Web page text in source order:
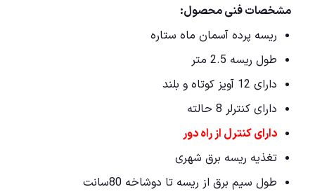
مشخصات فنی محصول:
ریسه پرده آسمان ماه ستاره
طول ریسه 2.5 متر
دارای 12 آویز کوتاه و بلند
دارای کنترلر 8 حالته
دارای کنترل از راه دور
تغذیه ریسه برق شهری
طول سیم برق از ریسه تا دوشاخه 80سانت